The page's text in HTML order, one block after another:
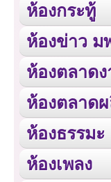
ห้องกระทู้
ห้องข่าว ม
ห้องตลาด
ห้องตลาด
ห้องธรรมะ
ห้องเพลง